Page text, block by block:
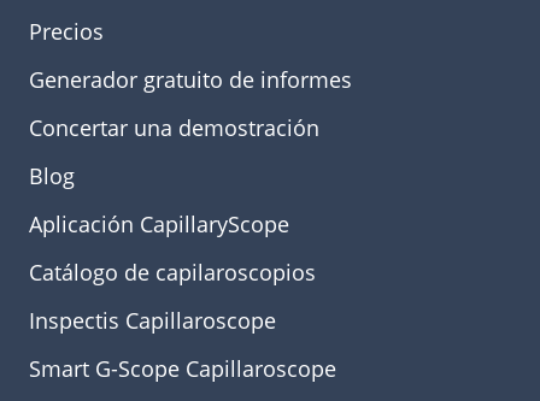
Precios
Generador gratuito de informes
Concertar una demostración
Blog
Aplicación CapillaryScope
Catálogo de capilaroscopios
Inspectis Capillaroscope
Smart G-Scope Capillaroscope